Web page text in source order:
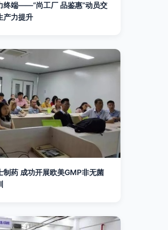
终端——“尚工厂 品鉴惠”动员交
产力提升
制药 成功开展欧美GMP非无菌